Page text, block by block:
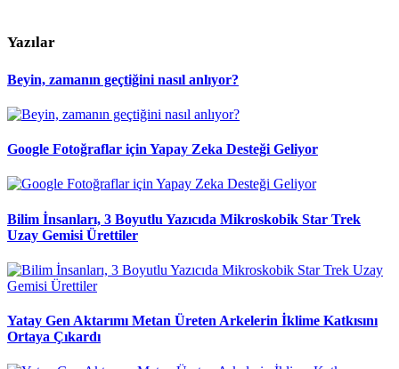
Yazılar
Beyin, zamanın geçtiğini nasıl anlıyor?
Google Fotoğraflar için Yapay Zeka Desteği Geliyor
Bilim İnsanları, 3 Boyutlu Yazıcıda Mikroskobik Star Trek
Uzay Gemisi Ürettiler
Yatay Gen Aktarımı Metan Üreten Arkelerin İklime Katkısını
Ortaya Çıkardı